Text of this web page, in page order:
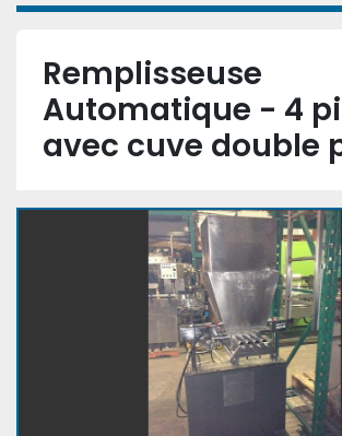
Remplisseuse
Automatique - 4
avec cuve double